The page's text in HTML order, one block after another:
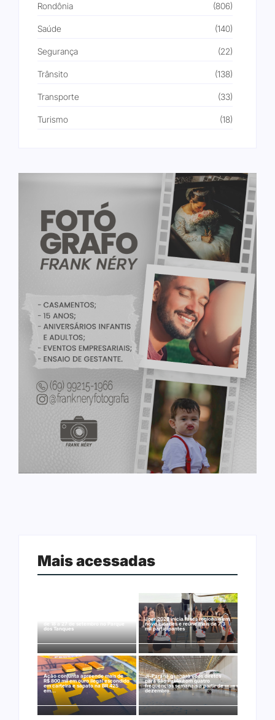
Rondônia (806)
Saúde (140)
Segurança (22)
Trânsito (138)
Transporte (33)
Turismo (18)
Mais acessadas
dos Tanques
Joer 2026 inicia fases regionais em
nove cidades e reúne mais de 7,3
mil participantes
Ação conjunta apreende mais de
R$ 800 mil em ouro ilegal escondido
em carteira e sapato na BR 425
em…
Ji-Paraná ganhará voos diretos
para São Paulo com quatro
frequências semanais a partir de
dezembro